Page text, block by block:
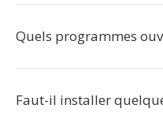
Quels programmes
Faut-il installer